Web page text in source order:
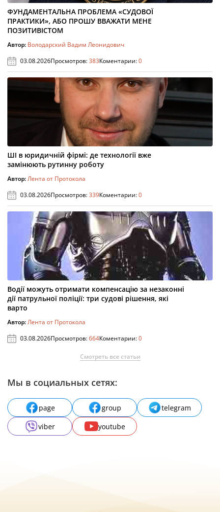
ФУНДАМЕНТАЛЬНА ПРОБЛЕМА «СУДОВОЇ
ПРАКТИКИ», АБО ПРОШУ ВВАЖАТИ МЕНЕ
ПОЗИТИВІСТОМ
Автор: Володарский Вадим Леонидович
03.08.2026Просмотров:383Коментарии:0
ШІ в юридичній фірмі: де технології вже
замінюють рутинну роботу
Автор:Лента от Протокола
03.08.2026Просмотров:339Коментарии:0
Водії можуть отримати компенсацію за незаконні
дії патрульної поліції: три судові рішення, які
варто
Автор:Лента от Протокола
03.08.2026Просмотров:664Коментарии:0
Смотреть все статьи
Мы в социальных сетях:
page group
telegram
viber
youtube